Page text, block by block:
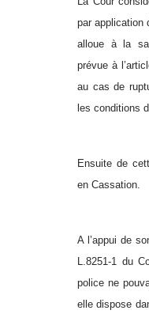
par application
alloue à la
prévue à
au cas de
les conditions
Ensuite de
en Cassation.
A l’appui de
L.8251-1 du
police ne
elle dispose